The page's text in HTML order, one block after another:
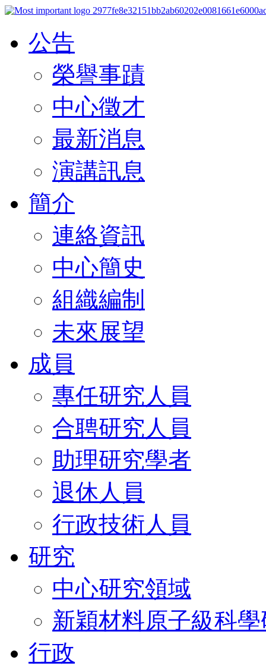
公告
榮譽事蹟
中心徵才
最新消息
演講訊息
簡介
連絡資訊
中心簡史
組織編制
未來展望
成員
專任研究人員
合聘研究人員
助理研究學者
退休人員
行政技術人員
研究
中心研究領域
新穎材料原子級科
行政